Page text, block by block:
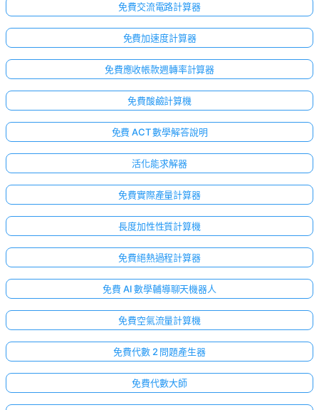
尚
免費交流電路計算器
免費加速度計算器
免費應收帳款週轉率計算器
免費酸鹼計算機
免費 ACT 數學解答說明
活化能求解器
免費實際產量計算器
長度加性性質計算機
免費絕熱過程計算器
免費 AI 數學輔導聊天機器人
免費空氣流量計算機
免費代數 2 問題產生器
免費代數大師